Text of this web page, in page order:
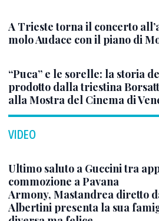
A Trieste torna il concerto
molo Audace con il piano di
“Puca” e le sorelle: la storia
prodotto dalla triestina
alla Mostra del Cinema di
VIDEO
Ultimo saluto a Guccini tra
commozione a Pavana
Armony, Mastandrea diretto
Albertini presenta la sua